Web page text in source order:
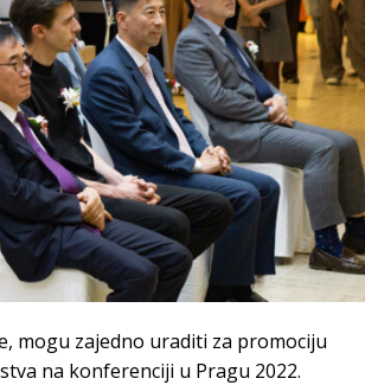
mogu zajedno uraditi za promociju
na konferenciji u Pragu 2022.